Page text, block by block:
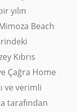
yılın
Beach
Kıbrıs
Çağra Home
ve verimli
tarafından